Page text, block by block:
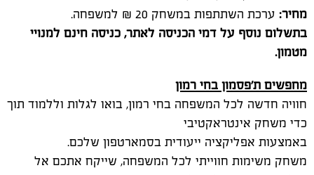
מחפשים ת'פסמון בחי רמון
חוויה חדשה לכל המשפחה בחי רמון, בואו לגלות וללמוד תוך
כדי משחק אינטראקטיבי
משחק משימות חווייתי לכל המשפחה, שייקח אתכם אל
עולמם המיוחד של בעלי החיים והצמחים במדבר.
מומלץ: יש משחקים ברמות שונות, שאלו את העובדים
במקום.
היכן:חי רמון ליד מרכז המבקרים מכתש רמון